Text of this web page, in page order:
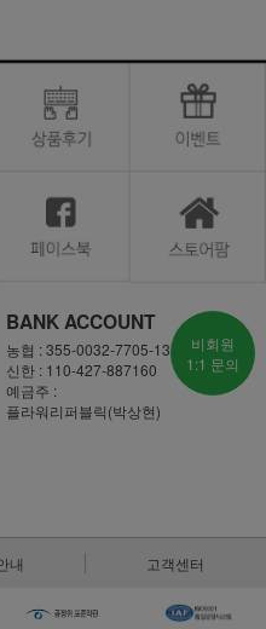
BANK ACCOUNT
농협 : 355-0032-7705-13
신한 : 110-427-887160
예금주 :
플라워리퍼블릭(박상현)
비회원
1:1 문의
내 고객센터